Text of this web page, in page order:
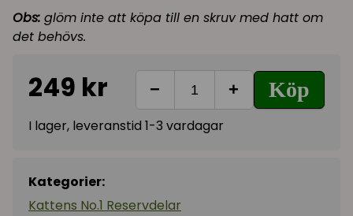
Obs: glöm inte att köpa till en skruv med hatt om
det behövs.
249 kr − + Köp
I lager, leveranstid 1-3 vardagar
Kategorier:
Kattens No.1 Reservdelar